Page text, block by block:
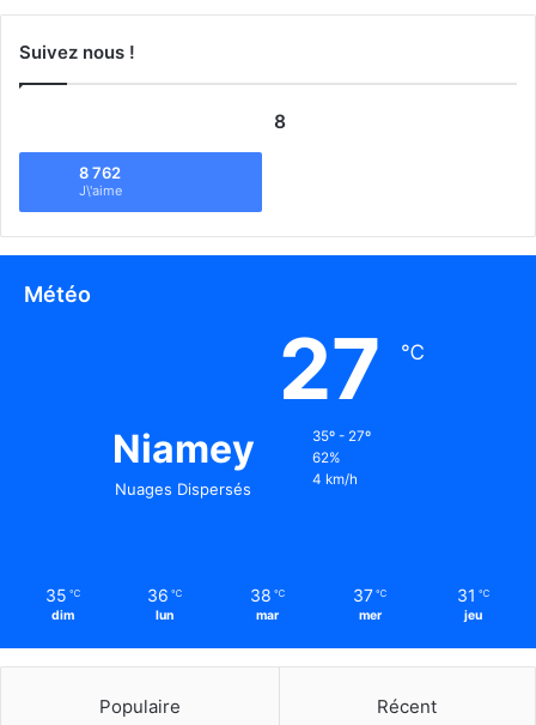
Suivez nous !
8
8 762
J\'aime
Météo
Niamey
Nuages Dispersés
27 ℃
35º - 27º
62%
4 km/h
35 ℃
dim
36 ℃
lun
38 ℃
mar
37 ℃
mer
31 ℃
jeu
Populaire Récent